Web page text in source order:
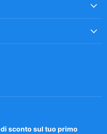
sconto sul tuo primo